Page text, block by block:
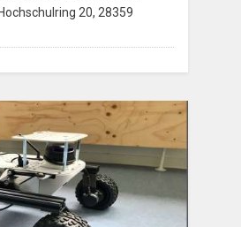
20, 28359